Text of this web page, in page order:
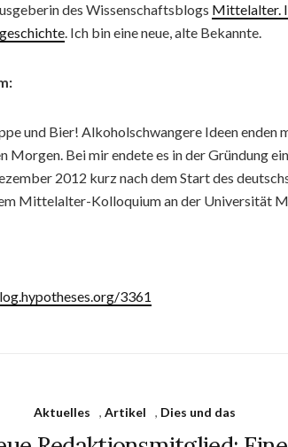
des Wissenschaftsblogs Mittelalter.
. Ich bin eine neue, alte Bekannte.
und Bier! Alkoholschwangere Ideen enden
Morgen. Bei mir endete es in der Gründung
2012 kurz nach dem Start des
Mittelalter-Kolloquium an der Universität
3361
Aktuelles , Artikel , Dies und das